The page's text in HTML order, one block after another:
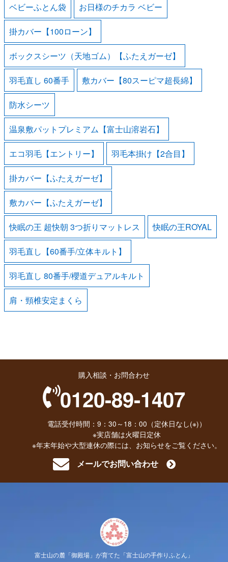
ベビーふとん袋 お日様のチカラ ベビー
掛カバー【100ローン】
ボックスシーツ（天地ゴム）【ふたえガーゼ】
羽毛直し 60番手 敷カバー【80スーピマ超長綿】
防水シーツ
温泉敷パットプレミアム【富士山溶岩石】
エコ羽毛【エントリー】 羽毛本掛け【2合目】
掛カバー【ふたえガーゼ】
敷カバー【ふたえガーゼ】
快眠の王 超快朝 3つ折りマットレス 快眠の王ROYAL
羽毛直し【60番手/立体キルト】
羽毛直し 80番手/櫻道デュアルキルト
肩・頸椎安定まくら
購入相談・お問合わせ
0120-89-1407
電話受付時間：9：30～18：00（定休日なし(※)）
※実店舗は火曜日定休
※年末年始や大型連休の際には、お知らせをご覧ください。
メールでお問い合わせ
富士山の麓「御殿場」が育てた「富士山の手作りふとん」